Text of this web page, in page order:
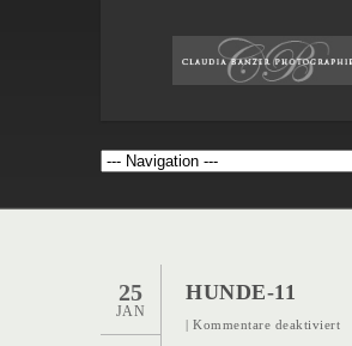
25
JAN
HUNDE-11
| Kommentare deaktiviertfür